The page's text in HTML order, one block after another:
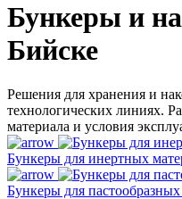
Бункеры и
Бийске
Решения для хранения и
технологических линиях.
материала и условия
Бункеры для инертных
Бункеры для